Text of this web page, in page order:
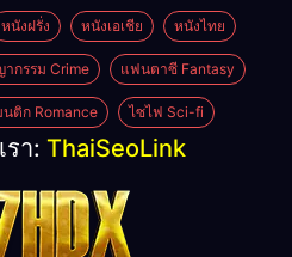
หนังฝรั่ง หนังเอเชีย หนังไทย
กรรม Crime แฟนตาซี Fantasy
นติก Romance ไซไฟ Sci-fi
า: ThaiSeoLink